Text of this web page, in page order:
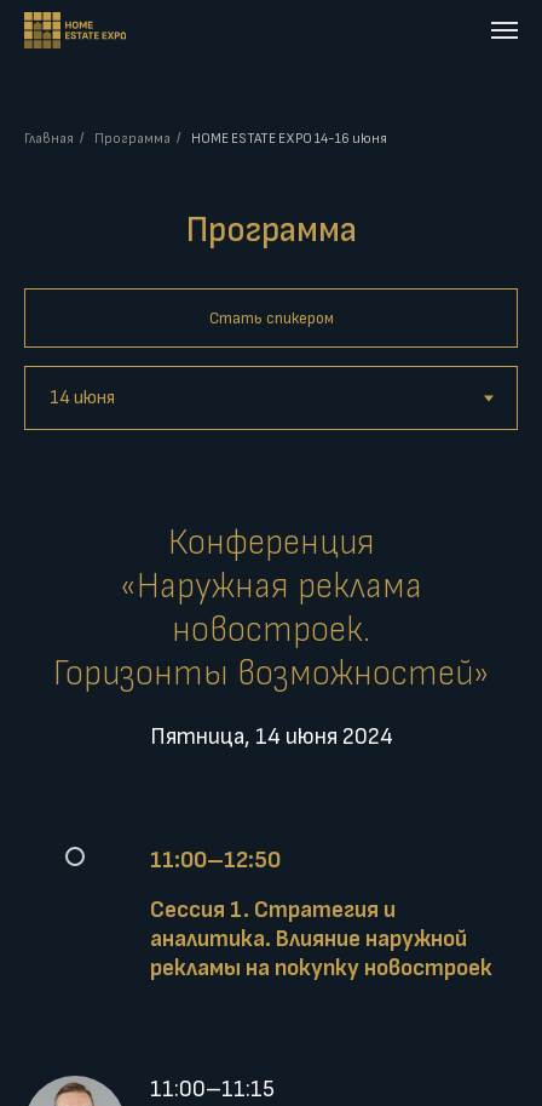
Главная / Программа / HOME ESTATE EXPO 14-16 июня
Программа
Стать спикером
Конференция
«Наружная реклама
новостроек.
Горизонты возможностей»
Пятница, 14 июня 2024
11:00–12:50
Сессия 1. Стратегия и
аналитика. Влияние наружной
рекламы на покупку новостроек
11:00–11:15